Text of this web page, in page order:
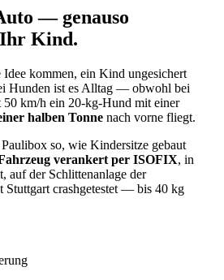
— genauso
Ihr Kind.
kommen, ein Kind ungesichert
Hunden ist es Alltag — obwohl bei
50 km/h ein 20-kg-Hund mit einer
halben Tonne nach vorne fliegt.
so, wie Kindersitze gebaut
verankert per ISOFIX, in
auf der Schlittenanlage der
Stuttgart crashgetestet — bis 40 kg